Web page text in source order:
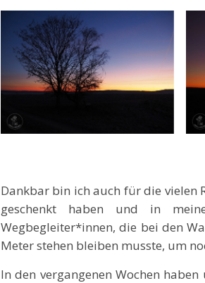
Dankbar bin ich auch für die vielen
geschenkt haben und in
Wegbegleiter*innen, die bei den
Meter stehen bleiben musste, um
In den vergangenen Wochen